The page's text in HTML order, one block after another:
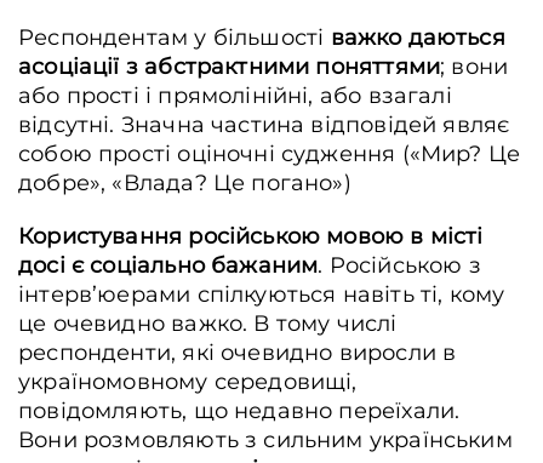
Респондентам у більшості важко даються
асоціації з абстрактними поняттями; вони
або прості і прямолінійні, або взагалі
відсутні. Значна частина відповідей являє
собою прості оціночні судження («Мир? Це
добре», «Влада? Це погано»)
Користування російською мовою в місті
досі є соціально бажаним. Російською з
інтерв’юерами спілкуються навіть ті, кому
це очевидно важко. В тому числі
респонденти, які очевидно виросли в
україномовному середовищі,
повідомляють, що недавно переїхали.
Вони розмовляють з сильним українським